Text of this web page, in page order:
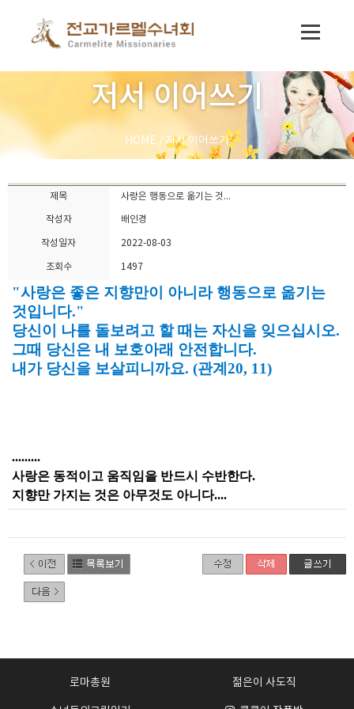
저서 이어쓰기
HOME / 저서 이어쓰기
제목 사랑은 행동으로 옮기는 것...
작성자 배인경
작성일자 2022-08-03
조회수 1497
"사랑은 좋은 지향만이 아니라 행동으로 옮기는
것입니다."
당신이 나를 돌보려고 할 때는 자신을 잊으십시오.
그때 당신은 내 보호아래 안전합니다.
내가 당신을 보살피니까요. (관계20, 11)
.........
사랑은 동적이고 움직임을 반드시 수반한다.
지향만 가지는 것은 아무것도 아니다....
로마총원 젊은이 사도직